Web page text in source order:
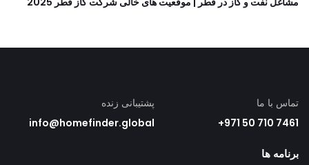
تماس با ما
7461 710 50 971+
پشتیبانی زنده
info@homefinder.global
برنامه ها